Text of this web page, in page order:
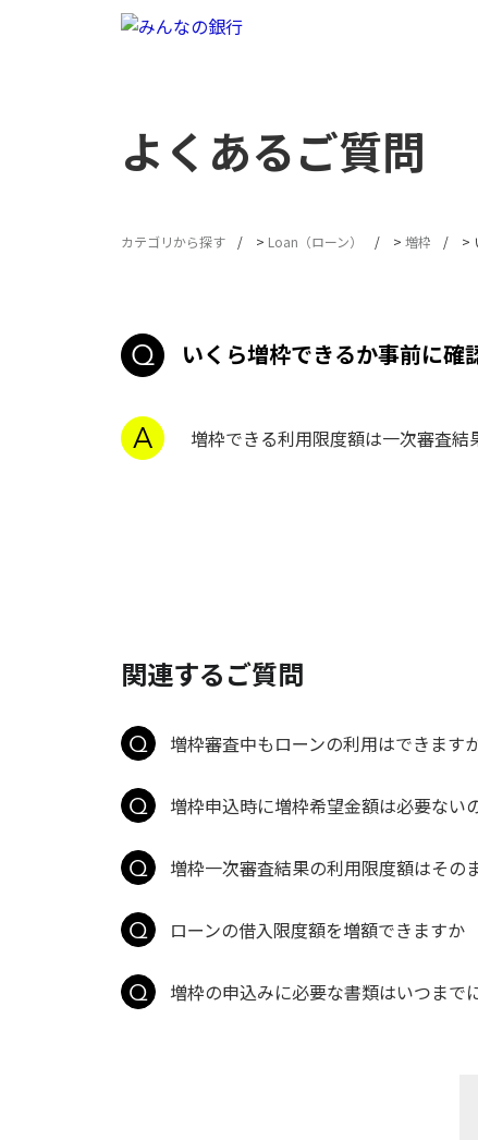
よくあるご質問
カテゴリから探す > Loan（ローン） > 増枠 >
いくら増枠できるか事前に確
増枠できる利用限度額は一次審査結
関連するご質問
増枠審査中もローンの利用はできます
増枠申込時に増枠希望金額は必要ない
増枠一次審査結果の利用限度額はその
ローンの借入限度額を増額できますか
増枠の申込みに必要な書類はいつまで